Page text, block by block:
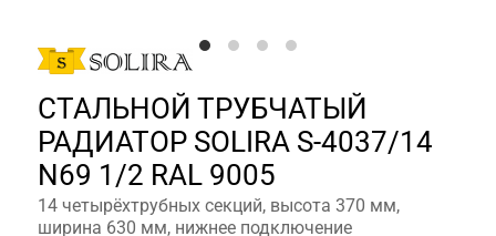
СТАЛЬНОЙ ТРУБЧАТЫЙ
РАДИАТОР SOLIRA S-4037/14
N69 1/2 RAL 9005
14 четырёхтрубных секций, высота 370 мм,
ширина 630 мм, нижнее подключение